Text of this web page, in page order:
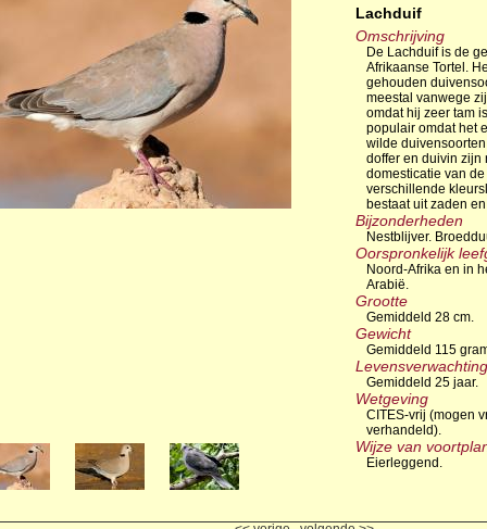
Lachduif
Omschrijving
De Lachduif is de
Afrikaanse Tortel.
gehouden
meestal vanwege
omdat hij zeer tam
populair omdat het
wilde
doffer en duivin zijn
domesticatie van
verschillende
bestaat uit zaden
Bijzonderheden
Nestblijver.
Oorspronkelijk
Noord-Afrika en in
Arabië.
Grootte
Gemiddeld 28 cm.
Gewicht
Gemiddeld 115
Levensverwachting
Gemiddeld 25 jaar.
Wetgeving
CITES-vrij (mogen
verhandeld).
Wijze van
Eierleggend.